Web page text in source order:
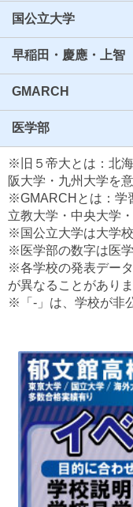
最近見た学校
東京都立城東高等学
ブックマークした学
ブックマークした学
国公立大学
早稲田・慶應・上智
GMARCH
医学部
※旧５帝大とは：北
阪大学・九州大学を
※GMARCHとは：学
立教大学・中央大学
※国公立大学は大学
※医学部の数字は医
※各学校の発表デー
が異なることがありま
※「-」は、学校が非